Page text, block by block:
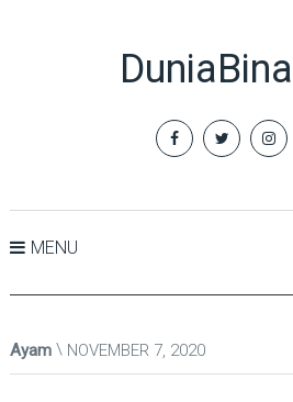
MENU
Ayam NOVEMBER 7, 2020